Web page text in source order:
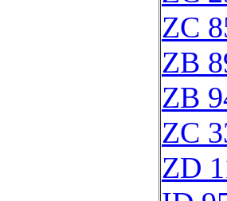
ZC
ZB
ZB
ZC
ZD